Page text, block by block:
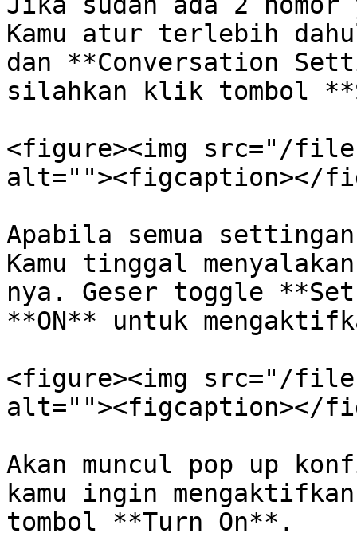
Kamu atur terlebih
dan **Conversation
silahkan klik tombol
<figure><img src="/files/
alt=""><figcaption></
Apabila semua
Kamu tinggal
nya. Geser toggle
**ON** untuk
<figure><img src="/files/
alt=""><figcaption></
Akan muncul pop up
kamu ingin
tombol **Turn On**.